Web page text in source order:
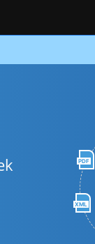
PDF
XML